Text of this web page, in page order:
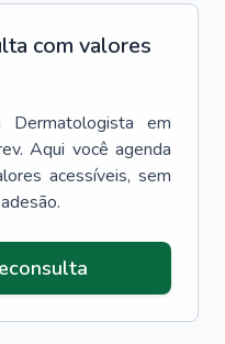
com valores
Dermatologista em
Aqui você agenda
acessíveis, sem